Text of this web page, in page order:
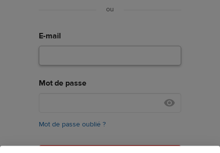
ou
E-mail
Mot de passe
Mot de passe oublié ?